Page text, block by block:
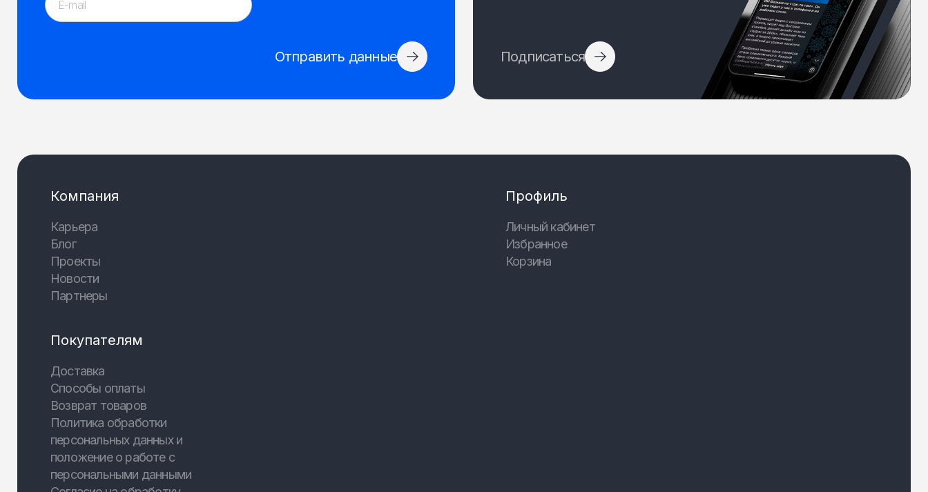
Отправить данные Подписаться
Компания
Карьера
Блог
Проекты
Новости
Партнеры
Покупателям
Доставка
Способы оплаты
Возврат товаров
Политика обработки
персональных данных и
положение о работе с
персональными данными
Профиль
Личный кабинет
Избранное
Корзина